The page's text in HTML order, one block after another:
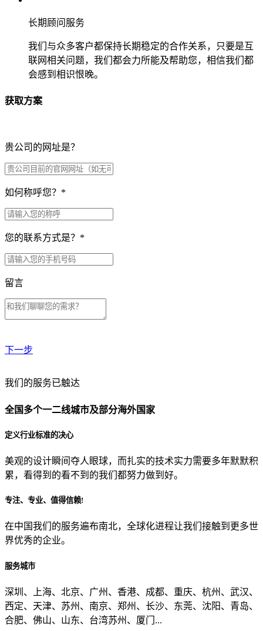
长期顾问服务
我们与众多客户都保持长期稳定的合作关系，只要是互
联网相关问题，我们都会力所能及帮助您，相信我们都
会感到相识恨晚。
获取方案
贵公司的网址是？
如何称呼您？ *
您的联系方式是？ *
留言
下一步
贵公司预算范围是？
贵公司的团队规模是？
目前主要的营销渠道是？
我们的服务已触达
全国多个一二线城市及部分海外国家
定义行业标准的决心
美观的设计瞬间夺人眼球，而扎实的技术实力需要多年默默积
累，看得到的看不到的我们都努力做到好。
专注、专业、值得信赖!
在中国我们的服务遍布南北，全球化进程让我们接触到更多世
界优秀的企业。
服务城市
深圳、上海、北京、广州、香港、成都、重庆、杭州、武汉、
西定、天津、苏州、南京、郑州、长沙、东莞、沈阳、青岛、
合肥、佛山、山东、台湾苏州、厦门...